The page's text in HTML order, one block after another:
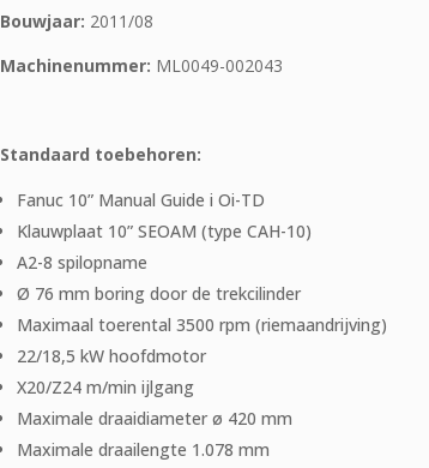
Bouwjaar: 2011/08
Machinenummer: ML0049-002043
Standaard toebehoren:
Fanuc 10” Manual Guide i Oi-TD
Klauwplaat 10” SEOAM (type CAH-10)
A2-8 spilopname
Ø 76 mm boring door de trekcilinder
Maximaal toerental 3500 rpm (riemaandrijving)
22/18,5 kW hoofdmotor
X20/Z24 m/min ijlgang
Maximale draaidiameter ø 420 mm
Maximale draailengte 1.078 mm